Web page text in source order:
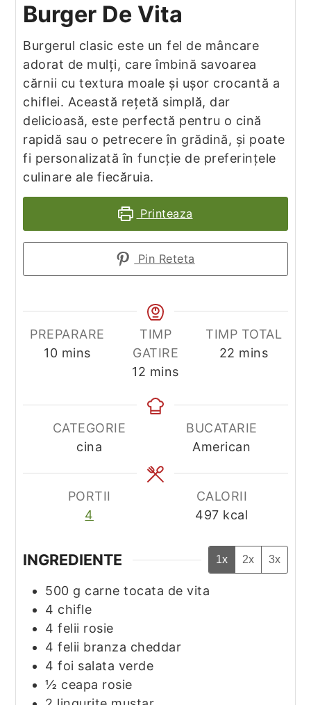
Burger De Vita
Burgerul clasic este un fel de mâncare
adorat de mulți, care îmbină savoarea
cărnii cu textura moale și ușor crocantă a
chiflei. Această rețetă simplă, dar
delicioasă, este perfectă pentru o cină
rapidă sau o petrecere în grădină, și poate
fi personalizată în funcție de preferințele
culinare ale fiecăruia.
Printeaza
Pin Reteta
PREPARARE
10minutes
mins
TIMP
GATIRE
12 minutes
mins
TIMP TOTAL
22 minutes
mins
CATEGORIE
cina
BUCATARIE
American
PORTII
4
CALORII
497 kcal
INGREDIENTE 1x 2x 3x
500 g carne tocata de vita
4 chifle
4 felii rosie
4 felii branza cheddar
4 foi salata verde
½ ceapa rosie